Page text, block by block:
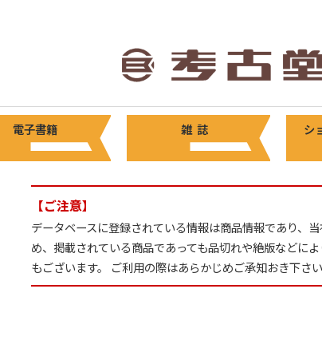
電子書籍 雑 誌 シ
【ご注意】
データベースに登録されている情報は商品情報であり、
め、掲載されている商品であっても品切れや絶版などに
もございます。 ご利用の際はあらかじめご承知おき下さ